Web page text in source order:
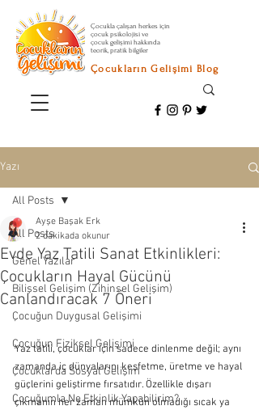
Çocukla çalışan herkes için
çocuk psikolojisi ve
çocuk gelişimi hakkında
teorik, pratik bilgiler
Çocukların Gelişimi Blog
Yazı
All Posts
Genel Yazılar
Bilişsel Gelişim (Zihinsel Gelişim)
Çocuğun Duygusal Gelişimi
Çocuğun Fiziksel Gelişimi
Çocuklarda Sosyal Gelişim
Çocuğumla Ne Etkinlik Yapabilirim?
All Posts
Evde Yaz Tatili Sanat Etkinlikleri:
Çocukların Hayal Gücünü
Canlandıracak 7 Öneri
Ayşe Başak Erk
2 dakikada okunur
Yaz tatili, çocuklar için sadece dinlenme değil; aynı
zamanda iç dünyalarını keşfetme, üretme ve hayal
güçlerini geliştirme fırsatıdır. Özellikle dışarı
çıkmanın her zaman mümkün olmadığı sıcak ya